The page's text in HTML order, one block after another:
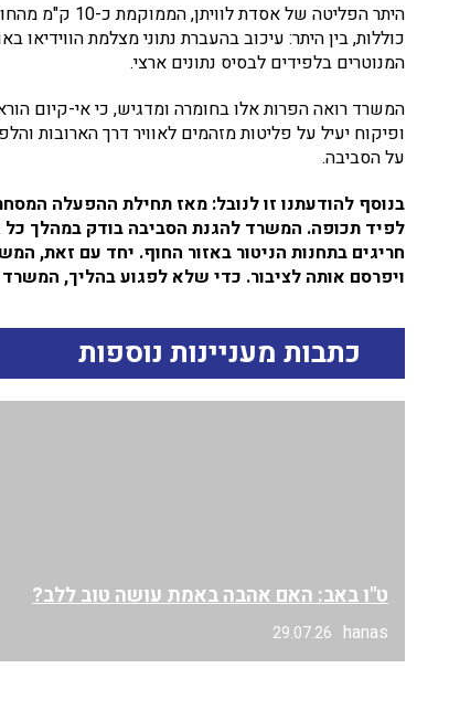
כוללות, בין היתר: עיכוב בהעברת נתוני מצלמת הווידיאו
המנוטרים בלפידים לבסיס נתונים ארצי.
המשרד רואה הפרות אלו בחומרה ומדגיש, כי אי-קיום
ופיקוח יעיל על פליטות מזהמים לאוויר דרך
על הסביבה.
לפיד תכופה. המשרד להגנת הסביבה בודק במהלך כל
חריגים בתחנות הניטור באזור החוף. יחד עם זאת,
ויפרסם אותה לציבור. כדי שלא לפגוע בהליך,
כתבות מעניינות נוספות
ט"ו באב: האם אהבה באמת עושה טוב ללב?
hanas
29.07.26